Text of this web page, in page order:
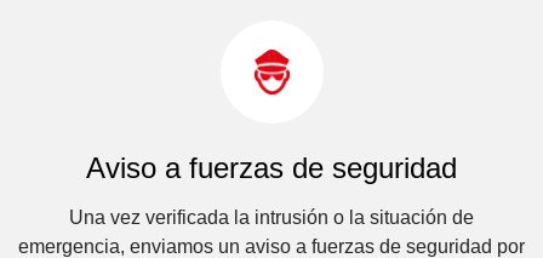
Aviso a fuerzas de seguridad
Una vez verificada la intrusión o la situación de
emergencia, enviamos un aviso a fuerzas de seguridad por